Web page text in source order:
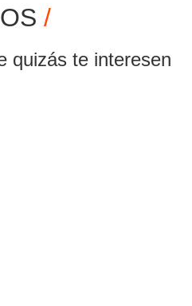
/
quizás te interesen